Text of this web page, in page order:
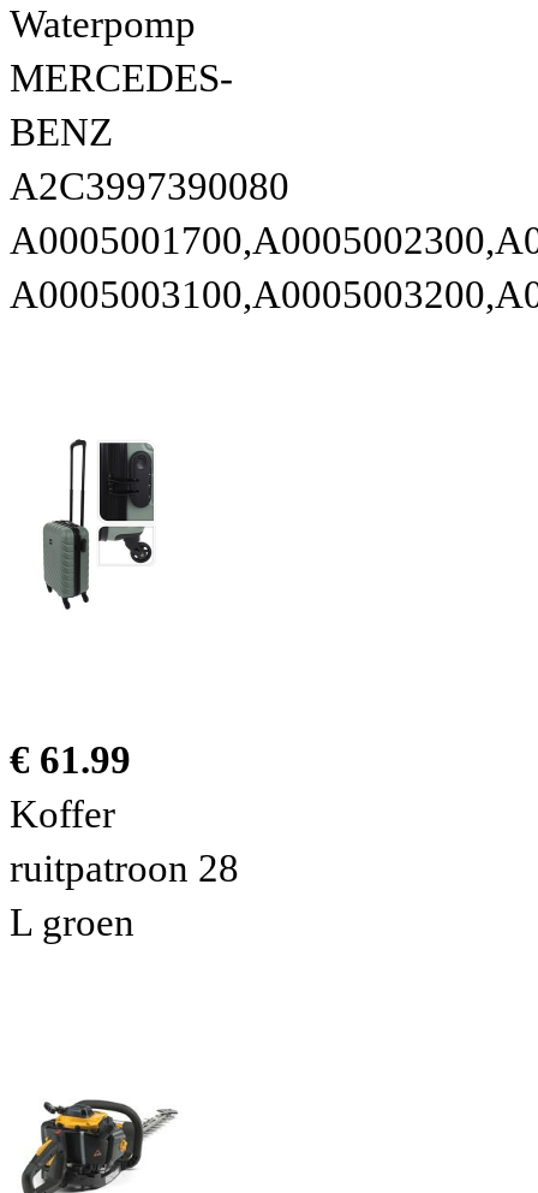
Waterpomp
MERCEDES-
BENZ
A2C3997390080
€ 61.99
Koffer
ruitpatroon 28
L groen